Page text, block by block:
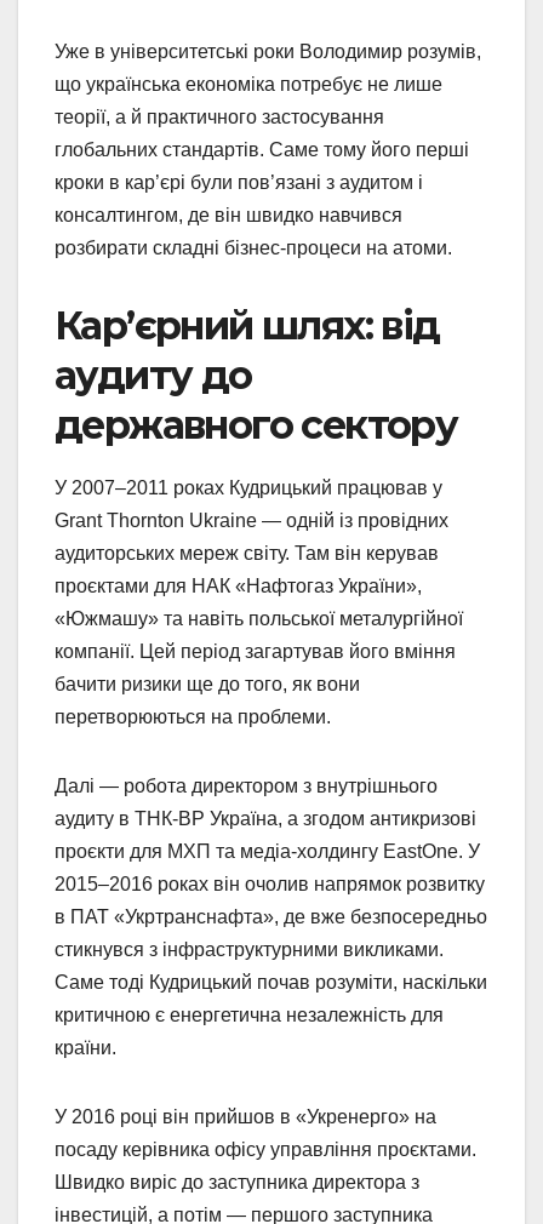
Уже в університетські роки Володимир розумів,
що українська економіка потребує не лише
теорії, а й практичного застосування
глобальних стандартів. Саме тому його перші
кроки в кар’єрі були пов’язані з аудитом і
консалтингом, де він швидко навчився
розбирати складні бізнес-процеси на атоми.
Кар’єрний шлях: від
аудиту до
державного сектору
У 2007–2011 роках Кудрицький працював у
Grant Thornton Ukraine — одній із провідних
аудиторських мереж світу. Там він керував
проєктами для НАК «Нафтогаз України»,
«Южмашу» та навіть польської металургійної
компанії. Цей період загартував його вміння
бачити ризики ще до того, як вони
перетворюються на проблеми.
Далі — робота директором з внутрішнього
аудиту в ТНК-BP Україна, а згодом антикризові
проєкти для МХП та медіа-холдингу EastOne. У
2015–2016 роках він очолив напрямок розвитку
в ПАТ «Укртранснафта», де вже безпосередньо
стикнувся з інфраструктурними викликами.
Саме тоді Кудрицький почав розуміти, наскільки
критичною є енергетична незалежність для
країни.
У 2016 році він прийшов в «Укренерго» на
посаду керівника офісу управління проєктами.
Швидко виріс до заступника директора з
інвестицій, а потім — першого заступника